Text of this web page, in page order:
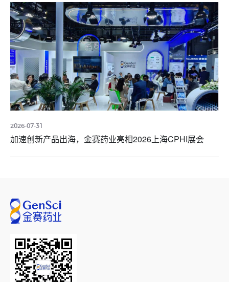
2026-07-31
加速创新产品出海，金赛药业亮相2026上海CPHI展会